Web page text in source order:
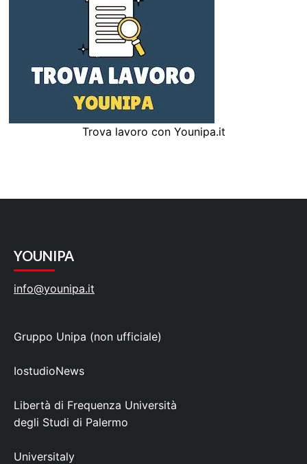
Trova lavoro con Younipa.it
YOUNIPA
info@younipa.it
Gruppo Unipa (non ufficiale)
IostudioNews
Libertà di Frequenza Università
degli Studi di Palermo
Universitaly